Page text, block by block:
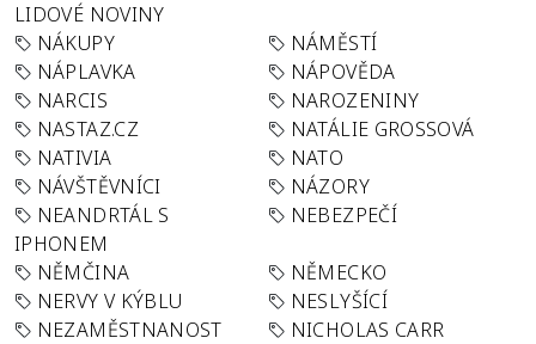
LIDOVÉ NOVINY
NÁKUPY
NÁMĚSTÍ
NÁPLAVKA
NÁPOVĚDA
NARCIS
NAROZENINY
NASTAZ.CZ
NATÁLIE GROSSOVÁ
NATIVIA
NATO
NÁVŠTĚVNÍCI
NÁZORY
NEANDRTÁL S
IPHONEM
NEBEZPEČÍ
NĚMČINA
NĚMECKO
NERVY V KÝBLU
NESLYŠÍCÍ
NEZAMĚSTNANOST
NICHOLAS CARR